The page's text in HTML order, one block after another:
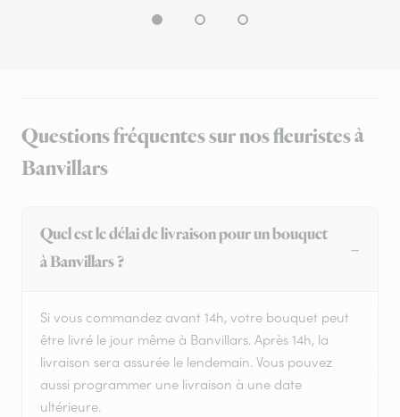
Questions fréquentes sur nos fleuristes à
Banvillars
Quel est le délai de livraison pour un bouquet
à Banvillars ?
Si vous commandez avant 14h, votre bouquet peut
être livré le jour même à Banvillars. Après 14h, la
livraison sera assurée le lendemain. Vous pouvez
aussi programmer une livraison à une date
ultérieure.